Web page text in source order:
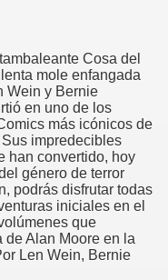
Cosa del
mole enfangada
Wein y Bernie
en uno de los
más icónicos de
impredecibles
han convertido, hoy
género de terror
podrás disfrutar todas
iniciales en el
que
de Alan Moore en la
Len Wein, Bernie